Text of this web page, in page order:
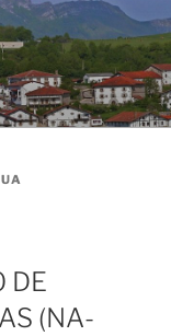
DE
(NA-